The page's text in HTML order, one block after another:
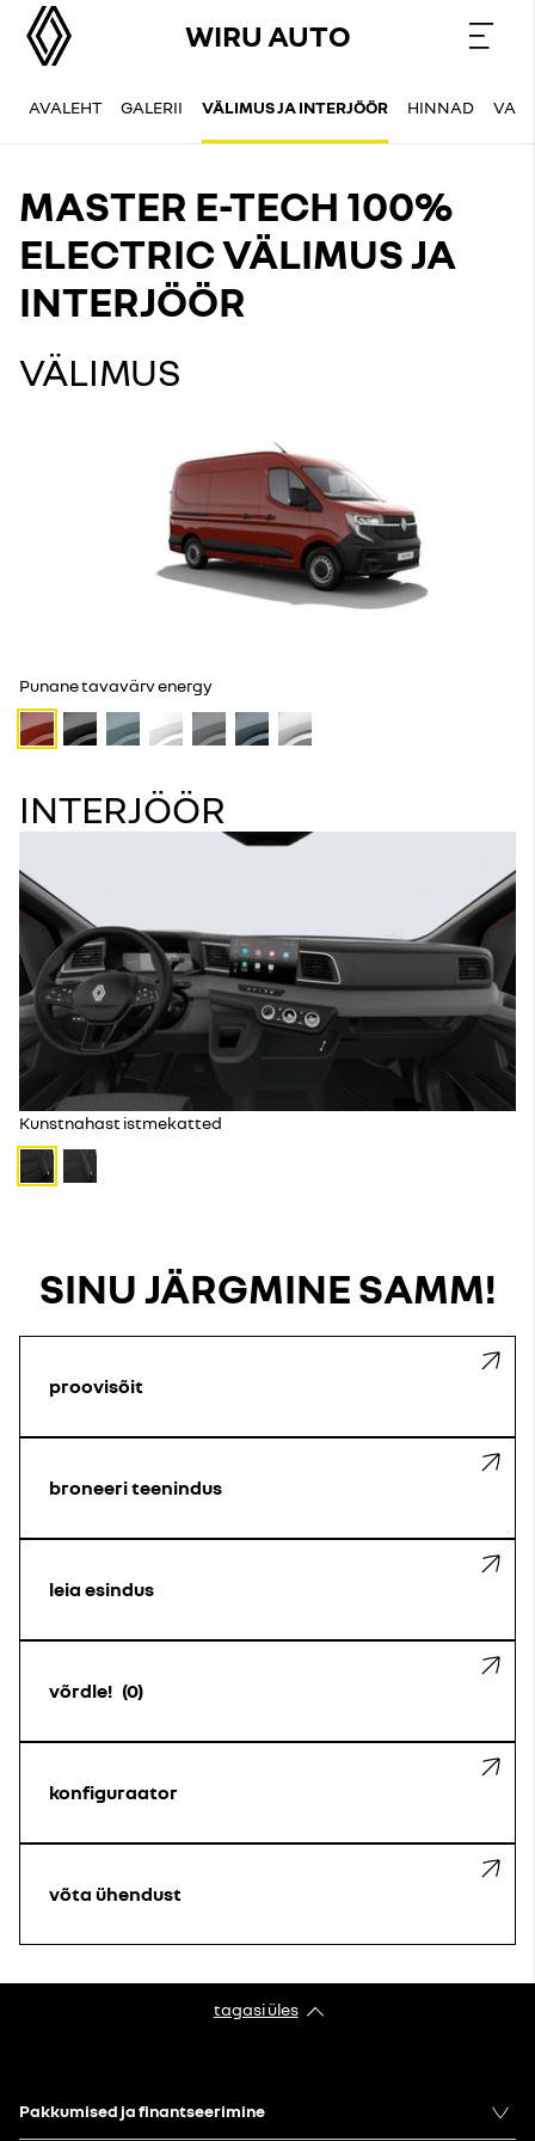
WIRU AUTO
AVALEHT GALERII VÄLIMUS JA INTERJÖÖR HINNAD
MASTER E-TECH 100%
ELECTRIC VÄLIMUS JA
INTERJÖÖR
VÄLIMUS
Punane tavavärv energy
INTERJÖÖR
Kunstnahast istmekatted
SINU JÄRGMINE SAMM!
proovisõit
broneeri teenindus
leia esindus
võrdle! 0
konfiguraator
võta ühendust
tagasi üles
Pakkumised ja finantseerimine